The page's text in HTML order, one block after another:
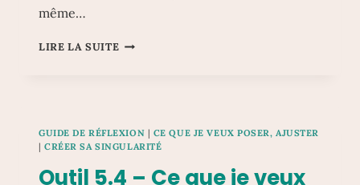
même…
LIRE LA SUITE OUTIL
SINGULARITÉ
–
LA
GUIDE DE RÉFLEXION | CE QUE JE VEUX POSER, AJUSTER
|CRÉER SA SINGULARITÉ
Outil 5.4 – Ce que je veux